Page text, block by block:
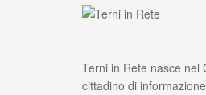
Terni in Rete nasce nel
cittadino di